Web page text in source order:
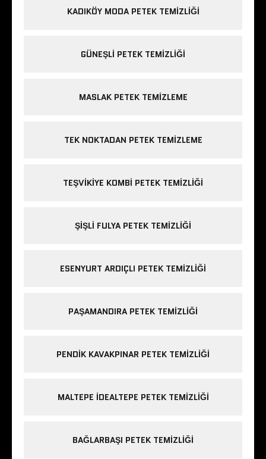
KADIKÖY MODA PETEK TEMIZLIĞI
GÜNEŞLI PETEK TEMIZLIĞI
MASLAK PETEK TEMIZLEME
TEK NOKTADAN PETEK TEMIZLEME
TEŞVIKIYE KOMBI PETEK TEMIZLIĞI
ŞIŞLI FULYA PETEK TEMIZLIĞI
ESENYURT ARDIÇLI PETEK TEMIZLIĞI
PAŞAMANDIRA PETEK TEMIZLIĞI
PENDIK KAVAKPINAR PETEK TEMIZLIĞI
MALTEPE IDEALTEPE PETEK TEMIZLIĞI
BAĞLARBAŞI PETEK TEMIZLIĞI